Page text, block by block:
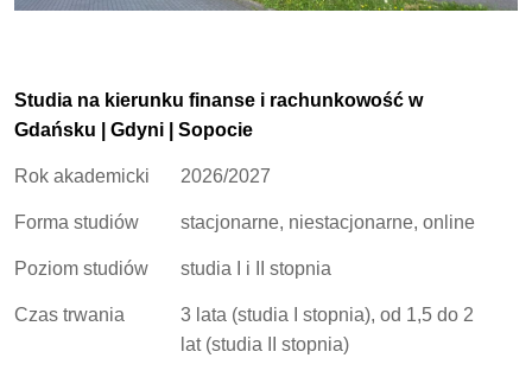
Studia na kierunku finanse i rachunkowość w
Gdańsku | Gdyni | Sopocie
Rok akademicki 2026/2027
Forma studiów stacjonarne, niestacjonarne, online
Poziom studiów studia I i II stopnia
Czas trwania
3 lata (studia I stopnia), od 1,5 do 2
lat (studia II stopnia)